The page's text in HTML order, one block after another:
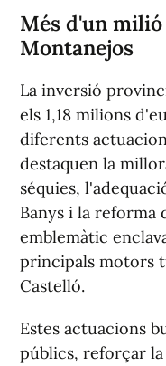
Més d'un
Montanejos
La inversió
els 1,18 milions
diferents
destaquen la
séquies,
Banys i la reforma
emblemàtic
principals motors
Castelló.
Estes actuacions
públics, reforçar